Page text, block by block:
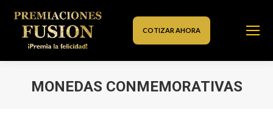
COTIZAR AHORA
MONEDAS CONMEMORATIVAS